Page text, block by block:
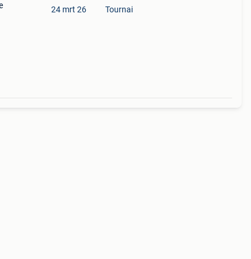
24 mrt 26 Tournai